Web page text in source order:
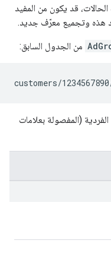
قد يكون من المفيد
هذه وتجميع معرّف جديد.
من الجدول السابق:
(المفصولة بعلامات